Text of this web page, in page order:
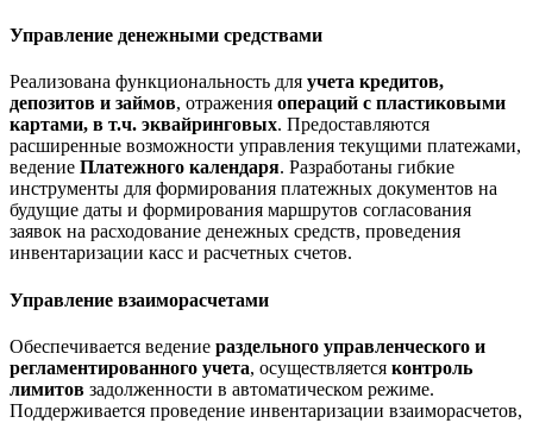
Управление денежными средствами
Реализована функциональность для учета кредитов,
депозитов и займов, отражения операций с пластиковыми
картами, в т.ч. эквайринговых. Предоставляются
расширенные возможности управления текущими платежами,
ведение Платежного календаря. Разработаны гибкие
инструменты для формирования платежных документов на
будущие даты и формирования маршрутов согласования
заявок на расходование денежных средств, проведения
инвентаризации касс и расчетных счетов.
Управление взаиморасчетами
Обеспечивается ведение раздельного управленческого и
регламентированного учета, осуществляется контроль
лимитов задолженности в автоматическом режиме.
Поддерживается проведение инвентаризации взаимо­расчетов,